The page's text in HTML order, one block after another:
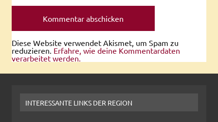
Diese Website verwendet Akismet, um Spam zu
reduzieren. Erfahre, wie deine Kommentardaten
verarbeitet werden.
INTERESSANTE LINKS DER REGION